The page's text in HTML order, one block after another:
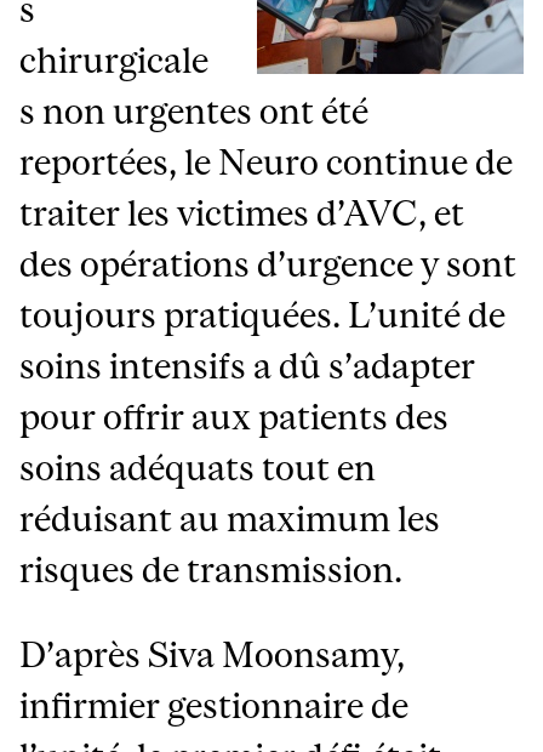
s
chirurgicale
s non urgentes ont été
reportées, le Neuro continue de
traiter les victimes d’AVC, et
des opérations d’urgence y sont
toujours pratiquées. L’unité de
soins intensifs a dû s’adapter
pour offrir aux patients des
soins adéquats tout en
réduisant au maximum les
risques de transmission.
D’après Siva Moonsamy,
infirmier gestionnaire de